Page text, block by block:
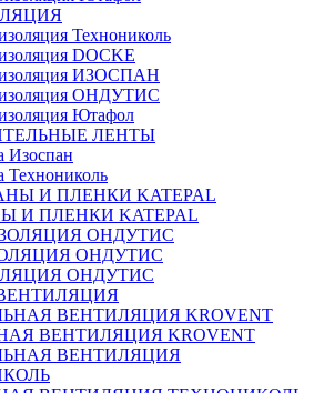
Технониколь
DOCKE
ИЗОСПАН
ОНДУТИС
Ютафол
ЛЕНТЫ
Изоспан
Технониколь
И ПЛЕНКИ KATEPAL
ОНДУТИС
ОНДУТИС
ОНДУТИС
ВЕНТИЛЯЦИЯ KROVENT